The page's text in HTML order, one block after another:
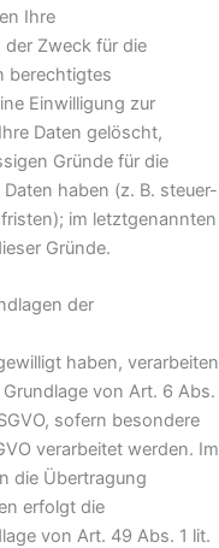
Ihre
Zweck für die
berechtigtes
Einwilligung zur
Daten gelöscht,
Gründe für die
haben (z. B. steuer-
im letztgenannten
Gründe.
der
haben, verarbeiten
von Art. 6 Abs.
sofern besondere
verarbeitet werden. Im
die Übertragung
erfolgt die
von Art. 49 Abs. 1 lit.